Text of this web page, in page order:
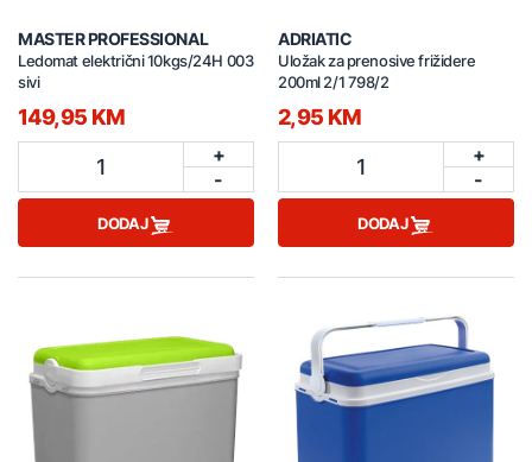
MASTER PROFESSIONAL
Ledomat električni 10kgs/24H 003
sivi
149,95 KM
1
+
-
DODAJ
ADRIATIC
Uložak za prenosive frižidere
200ml 2/1 798/2
2,95 KM
1
+
-
DODAJ